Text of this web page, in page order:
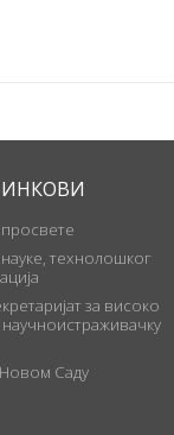
технолошког
за високо
Саду